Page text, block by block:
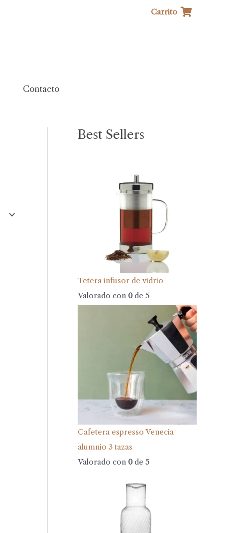
Carrito
Contacto
Best Sellers
Tetera infusor de vidrio
Valorado con 0de 5
Cafetera espresso Venecia
alumnio 3 tazas
Valorado con 0de 5